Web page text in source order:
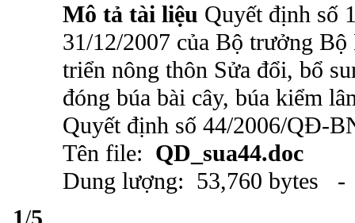
Mô tả tài liệu Quyết định số
31/12/2007 của Bộ trưởng
triển nông thôn Sửa đổi, bổ
đóng búa bài cây, búa kiểm
Quyết định số 44/2006/QĐ-
Tên file: QD_sua44.doc
Dung lượng: 53,760 bytes